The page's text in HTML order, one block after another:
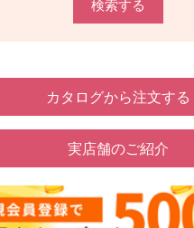
検索する
カタログから注文する
実店舗のご紹介